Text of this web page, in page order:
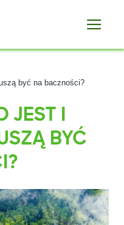
być na baczności?
JEST I
BYĆ